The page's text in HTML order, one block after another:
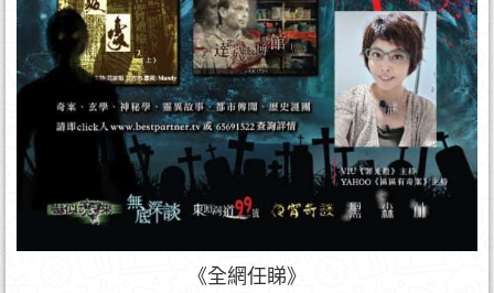
《全網任睇》